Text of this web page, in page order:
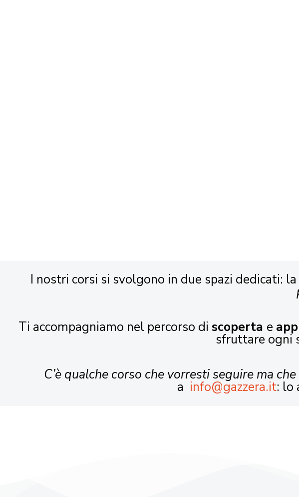
I nostri corsi si svolgono in due spazi dedicati:
Ti accompagniamo nel percorso di scoperta e
sfruttare ogni
C’è qualche corso che vorresti seguire ma
a info@gazzera.it: lo